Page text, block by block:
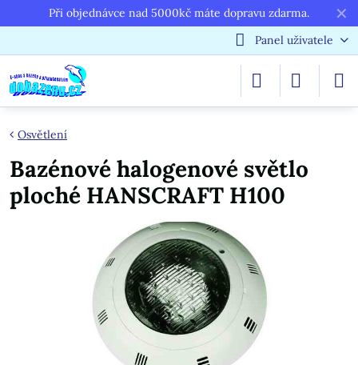
✕
Při objednávce nad 5000kč máte dopravu zdarma.
Panel uživatele
Osvětlení
Bazénové halogenové světlo
ploché HANSCRAFT H100